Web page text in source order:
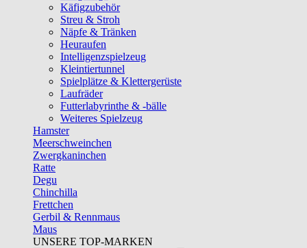
Käfigzubehör
Streu & Stroh
Näpfe & Tränken
Heuraufen
Intelligenzspielzeug
Kleintiertunnel
Spielplätze & Klettergerüste
Laufräder
Futterlabyrinthe & -bälle
Weiteres Spielzeug
Hamster
Meerschweinchen
Zwergkaninchen
Ratte
Degu
Chinchilla
Frettchen
Gerbil & Rennmaus
Maus
UNSERE TOP-MARKEN